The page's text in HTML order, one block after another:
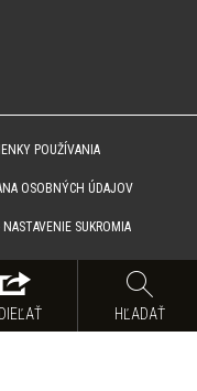
HĽADAŤ
POUŽÍVANIA
OSOBNÝCH ÚDAJOV
NASTAVENIE SUKROMIA
stránke môžu byť umiestnené reklamné